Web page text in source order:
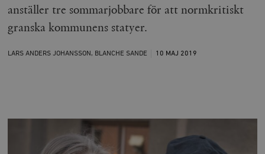
anställer tre sommarjobbare för att normkritiskt
granska kommunens statyer.
LARS ANDERS JOHANSSON, BLANCHE SANDE 10 MAJ 2019